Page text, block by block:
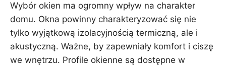
Wybór okien ma ogromny wpływ na charakter
domu. Okna powinny charakteryzować się nie
tylko wyjątkową izolacyjnością termiczną, ale i
akustyczną. Ważne, by zapewniały komfort i ciszę
we wnętrzu. Profile okienne są dostępne w